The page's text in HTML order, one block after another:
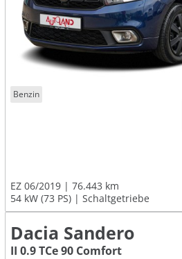
Benzin
EZ 06/2019
76.443 km
54 kW (73 PS)
Schaltgetriebe
Dacia Sandero
II 0.9 TCe 90 Comfort